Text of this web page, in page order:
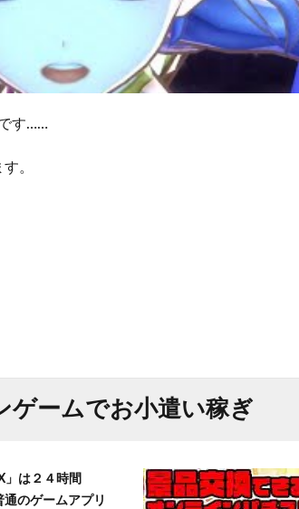
す……
。
ゲームでお小遣い稼ぎ
」は２４時間
のゲームアプリ